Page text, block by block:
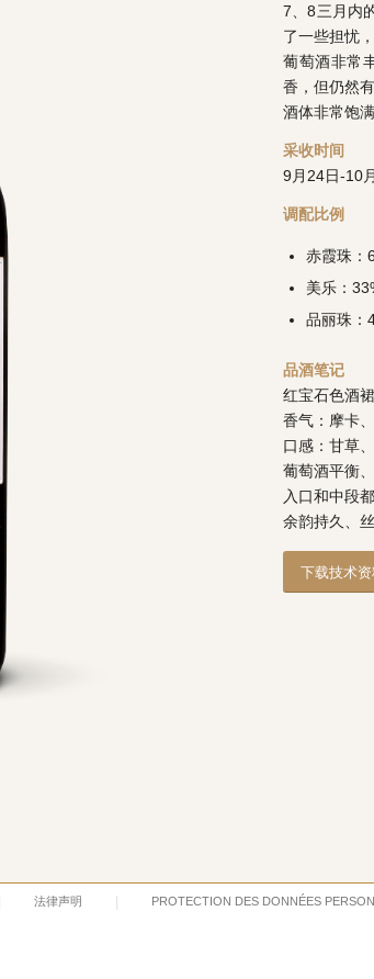
7、8三月内
了一些担忧
葡萄酒非常
香，但仍然
酒体非常饱
采收时间
9月24日-10
调配比例
赤霞珠：
美乐：
品丽珠：
品酒笔记
红宝石色酒
香气：摩卡
口感：甘草、
葡萄酒平衡
入口和中段
余韵持久、丝
下载技术
法律声明 PROTECTION DES DONNÉES